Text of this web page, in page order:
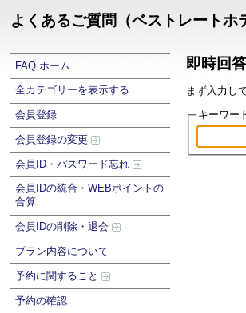
よくあるご質問（ベストレートホ
FAQ ホーム
全カテゴリーを表示する
会員登録
会員登録の変更
会員ID・パスワード忘れ
会員IDの統合・WEBポイントの
合算
会員IDの削除・退会
プラン内容について
予約に関すること
予約の確認
即時回答
まず入力し
キーワー